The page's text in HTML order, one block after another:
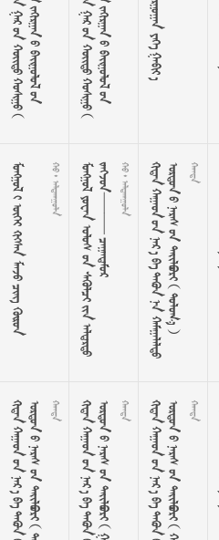
  
         


















































 

































































































































 





























































 





























































